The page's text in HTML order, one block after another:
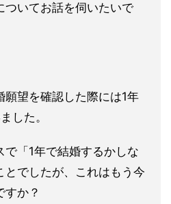
ついてお話を伺いたいで
願望を確認した際には1年
した。
「1年で結婚するかしな
とでしたが、これはもう今
すか？